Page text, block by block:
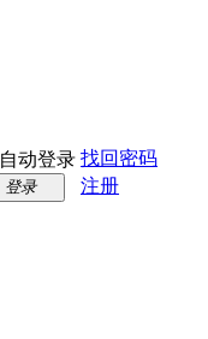
自动登录 找回密码
登录 注册